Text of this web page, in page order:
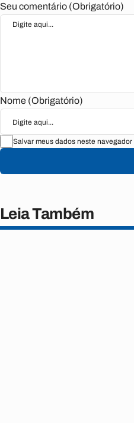
Seu comentário (Obrigatório)
Nome (Obrigatório)
Salvar meus dados neste
Leia Também